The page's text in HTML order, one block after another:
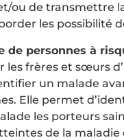
ou de transmettre
les possibilité
de personnes à
les frères et sœurs
un malade
Elle permet
les porteurs
de la maladie